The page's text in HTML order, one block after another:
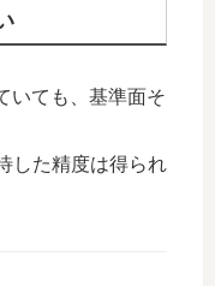
いても、基準面そ
した精度は得られ